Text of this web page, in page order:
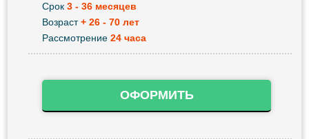
Срок 3 - 36 месяцев
Возраст+ 26 - 70 лет
Рассмотрение 24 часа
ОФОРМИТЬ